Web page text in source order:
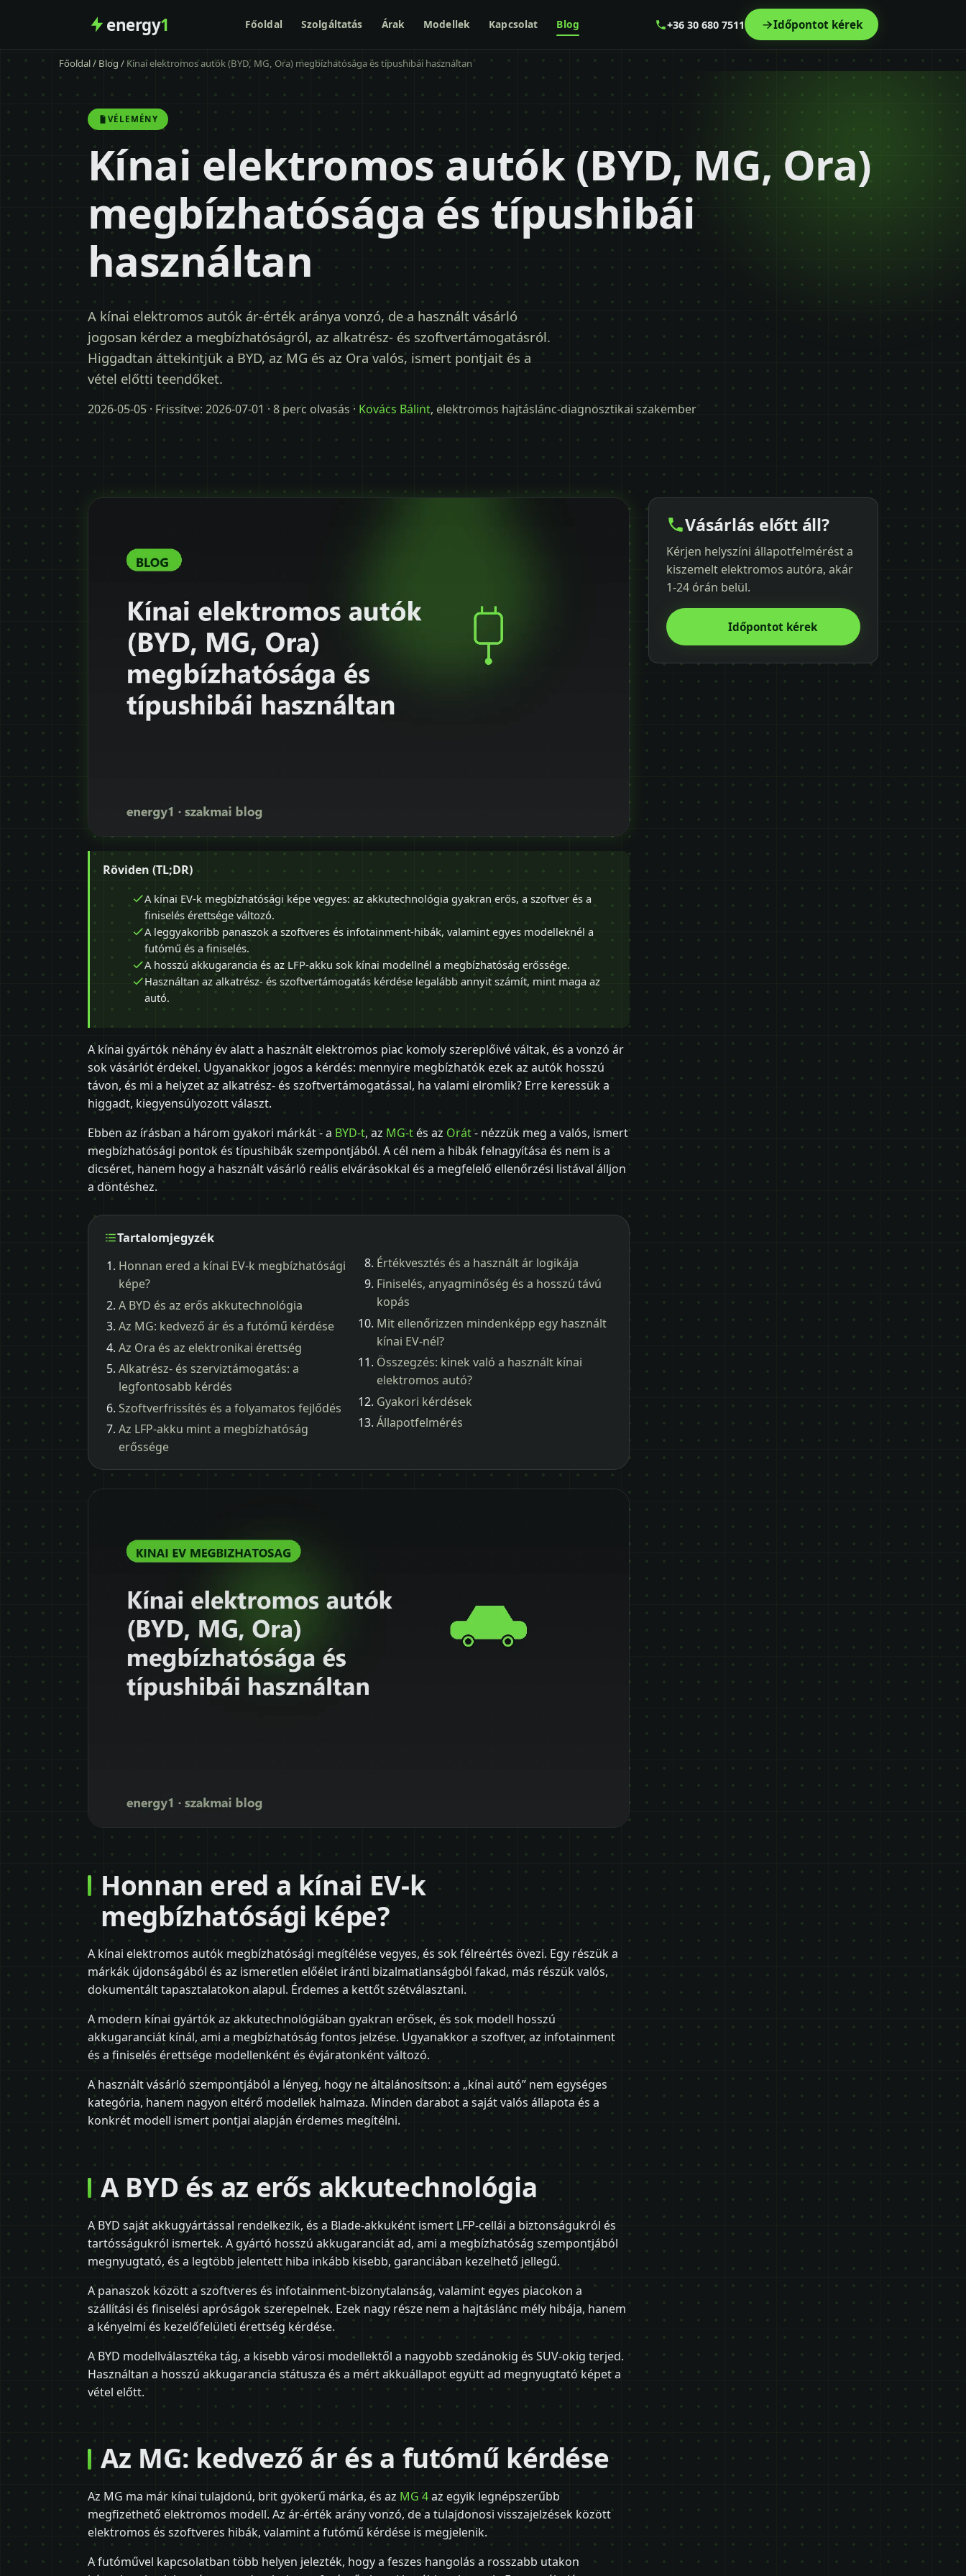
energy1 Főoldal Szolgáltatás Árak Modellek Kapcsolat Blog +36 30 680 7511 Időpontot kérek
Főoldal/ Blog / Kínai elektromos autók (BYD, MG, Ora) megbízhatósága és típushibái használtan
VÉLEMÉNY
Kínai elektromos autók (BYD, MG, Ora)
megbízhatósága és típushibái
használtan
A kínai elektromos autók ár-érték aránya vonzó, de a használt vásárló
jogosan kérdez a megbízhatóságról, az alkatrész- és szoftvertámogatásról.
Higgadtan áttekintjük a BYD, az MG és az Ora valós, ismert pontjait és a
vétel előtti teendőket.
2026-05-05· Frissítve: 2026-07-01 · 8 perc olvasás · Kovács Bálint, elektromos hajtáslánc-diagnosztikai szakember
Röviden (TL;DR)
A kínai EV-k megbízhatósági képe vegyes: az akkutechnológia gyakran erős, a szoftver és a
finiselés érettsége változó.
A leggyakoribb panaszok a szoftveres és infotainment-hibák, valamint egyes modelleknél a
futómű és a finiselés.
A hosszú akkugarancia és az LFP-akku sok kínai modellnél a megbízhatóság erőssége.
Használtan az alkatrész- és szoftvertámogatás kérdése legalább annyit számít, mint maga az
autó.
A kínai gyártók néhány év alatt a használt elektromos piac komoly szereplőivé váltak, és a vonzó ár
sok vásárlót érdekel. Ugyanakkor jogos a kérdés: mennyire megbízhatók ezek az autók hosszú
távon, és mi a helyzet az alkatrész- és szoftvertámogatással, ha valami elromlik? Erre keressük a
higgadt, kiegyensúlyozott választ.
Ebben az írásban a három gyakori márkát - a BYD-t, az MG-t és az Orát- nézzük meg a valós, ismert
megbízhatósági pontok és típushibák szempontjából. A cél nem a hibák felnagyítása és nem is a
dicséret, hanem hogy a használt vásárló reális elvárásokkal és a megfelelő ellenőrzési listával álljon
a döntéshez.
Tartalomjegyzék
Honnan ered a kínai EV-k megbízhatósági
képe?
A BYD és az erős akkutechnológia
Az MG: kedvező ár és a futómű kérdése
Az Ora és az elektronikai érettség
Alkatrész- és szerviztámogatás: a
legfontosabb kérdés
Szoftverfrissítés és a folyamatos fejlődés
Az LFP-akku mint a megbízhatóság
erőssége
Értékvesztés és a használt ár logikája
Finiselés, anyagminőség és a hosszú távú
kopás
Mit ellenőrizzen mindenképp egy használt
kínai EV-nél?
Összegzés: kinek való a használt kínai
elektromos autó?
Gyakori kérdések
Állapotfelmérés
Honnan ered a kínai EV-k
megbízhatósági képe?
A kínai elektromos autók megbízhatósági megítélése vegyes, és sok félreértés övezi. Egy részük a
márkák újdonságából és az ismeretlen előélet iránti bizalmatlanságból fakad, más részük valós,
dokumentált tapasztalatokon alapul. Érdemes a kettőt szétválasztani.
A modern kínai gyártók az akkutechnológiában gyakran erősek, és sok modell hosszú
akkugaranciát kínál, ami a megbízhatóság fontos jelzése. Ugyanakkor a szoftver, az infotainment
és a finiselés érettsége modellenként és évjáratonként változó.
A használt vásárló szempontjából a lényeg, hogy ne általánosítson: a „kínai autó” nem egységes
kategória, hanem nagyon eltérő modellek halmaza. Minden darabot a saját valós állapota és a
konkrét modell ismert pontjai alapján érdemes megítélni.
A BYD és az erős akkutechnológia
A BYD saját akkugyártással rendelkezik, és a Blade-akkuként ismert LFP-cellái a biztonságukról és
tartósságukról ismertek. A gyártó hosszú akkugaranciát ad, ami a megbízhatóság szempontjából
megnyugtató, és a legtöbb jelentett hiba inkább kisebb, garanciában kezelhető jellegű.
A panaszok között a szoftveres és infotainment-bizonytalanság, valamint egyes piacokon a
szállítási és finiselési apróságok szerepelnek. Ezek nagy része nem a hajtáslánc mély hibája, hanem
a kényelmi és kezelőfelületi érettség kérdése.
A BYD modellválasztéka tág, a kisebb városi modellektől a nagyobb szedánokig és SUV-okig terjed.
Használtan a hosszú akkugarancia státusza és a mért akkuállapot együtt ad megnyugtató képet a
vétel előtt.
Az MG: kedvező ár és a futómű kérdése
Az MG ma már kínai tulajdonú, brit gyökerű márka, és az MG 4az egyik legnépszerűbb
megfizethető elektromos modell. Az ár-érték arány vonzó, de a tulajdonosi visszajelzések között
elektromos és szoftveres hibák, valamint a futómű kérdése is megjelenik.
A futóművel kapcsolatban több helyen jelezték, hogy a feszes hangolás a rosszabb utakon
Vásárlás előtt áll?
Kérjen helyszíni állapotfelmérést a
kiszemelt elektromos autóra, akár
1-24 órán belül.
Időpontot kérek